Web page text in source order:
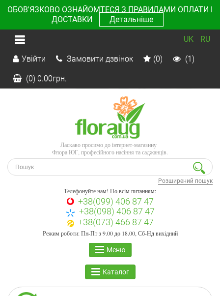
ОБОВ'ЯЗКОВО ОЗНАЙОМТЕСЯ З ПРАВИЛАМИ ОПЛАТИ І
ДОСТАВКИ
Детальніше
UK RU
Увійти Замовити дзвінок (0) (1)
(0) 0.00грн.
Ласкаво просимо до інтернет-магазину
Флора ЮГ, професійного насіння та саджанців.
Розширений пошук
Телефонуйте нам! По всім питанням:
+38(099) 406 87 47
+38(098) 406 87 47
+38(073) 466 87 47
Режим роботи: Пн-Пт з 9.00 до 18.00, Сб-Нд вихідний
Меню
Каталог